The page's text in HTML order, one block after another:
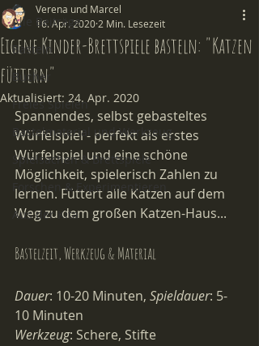
Alle Beiträge
Basteln
Bücher
Freies Spielen
Bastelmaterial und Werkzeug
Spielsachen & Brettspiele
Forschen & Experimentieren
Aus der Kita
Eigene Kinder-Brettspiele basteln: "Katzen
füttern"
Verena und Marcel
16. Apr. 2020 2 Min. Lesezeit
Aktualisiert: 24. Apr. 2020
Spannendes, selbst gebasteltes
Würfelspiel - perfekt als erstes
Würfelspiel und eine schöne
Möglichkeit, spielerisch Zahlen zu
lernen. Füttert alle Katzen auf dem
Weg zu dem großen Katzen-Haus...
Bastelzeit, Werkzeug & Material
Dauer: 10-20 Minuten, Spieldauer: 5-
10 Minuten
Werkzeug: Schere, Stifte